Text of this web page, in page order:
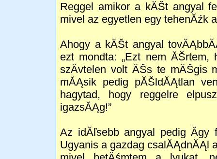
Reggel amikor a kĂŠt angyal
mivel az egyetlen egy tehenĂźk
Ahogy a kĂŠt angyal
ezt mondta: „Ezt nem ĂŠrtem,
szĂ­vtelen volt ĂŠs te mĂŠgis
mĂĄsik pedig pĂŠldĂĄtlan
hagytad, hogy reggelre
igazsĂĄg!”
Az idĂľsebb angyal pedig Ă­gy
Ugyanis a gazdag csalĂĄdnĂĄl